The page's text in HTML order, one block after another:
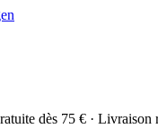
dès 75 € · Livraison